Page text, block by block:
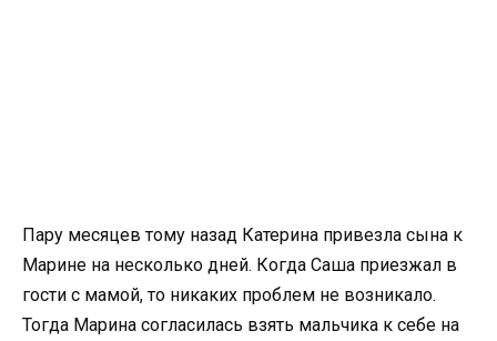
Пару месяцев тому назад Катерина привезла сына к
Марине на несколько дней. Когда Саша приезжал в
гости с мамой, то никаких проблем не возникало.
Тогда Марина согласилась взять мальчика к себе на